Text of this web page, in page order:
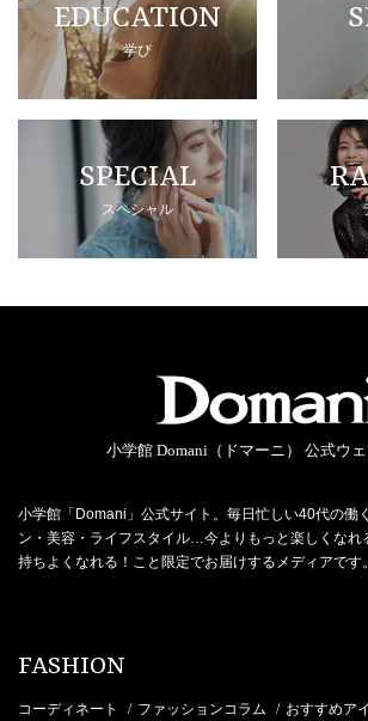
EDUCATION
学び
SPECIAL
スペシャル
小学館 Domani（ドマーニ） 公式ウ
小学館「Domani」公式サイト。毎日忙しい40代の働
ン・美容・ライフスタイル…今よりもっと楽しくなれ
持ちよくなれる！こと限定でお届けするメディアです。
FASHION
コーディネート / ファッションコラム / おすすめア